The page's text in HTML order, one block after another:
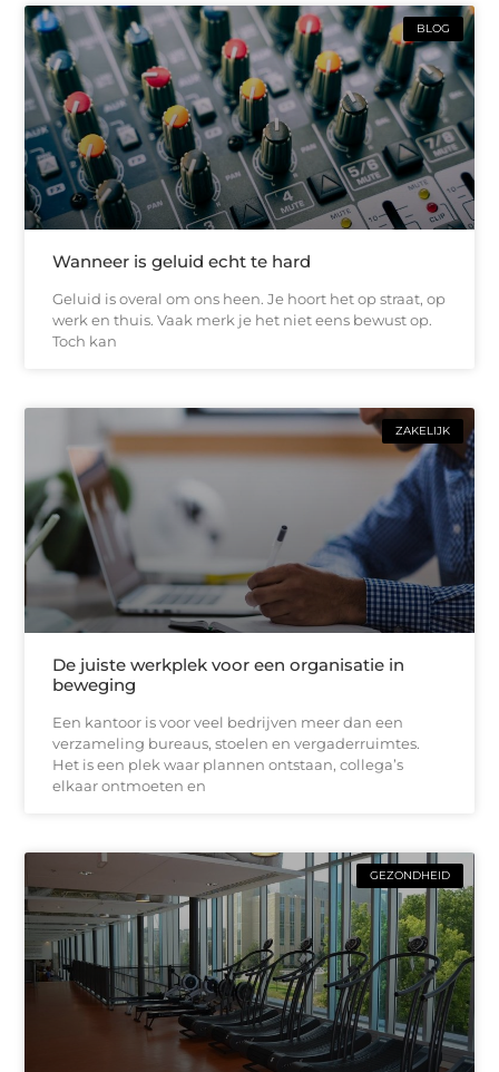
BLOG
Wanneer is geluid echt te hard
Geluid is overal om ons heen. Je hoort het op straat, op
werk en thuis. Vaak merk je het niet eens bewust op.
Toch kan
ZAKELIJK
De juiste werkplek voor een organisatie in
beweging
Een kantoor is voor veel bedrijven meer dan een
verzameling bureaus, stoelen en vergaderruimtes.
Het is een plek waar plannen ontstaan, collega’s
elkaar ontmoeten en
GEZONDHEID